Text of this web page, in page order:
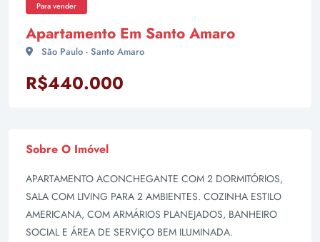
Para vender
Apartamento Em Santo Amaro
São Paulo - Santo Amaro
R$440.000
Sobre O Imóvel
APARTAMENTO ACONCHEGANTE COM 2 DORMITÓRIOS,
SALA COM LIVING PARA 2 AMBIENTES. COZINHA ESTILO
AMERICANA, COM ARMÁRIOS PLANEJADOS, BANHEIRO
SOCIAL E ÁREA DE SERVIÇO BEM ILUMINADA.